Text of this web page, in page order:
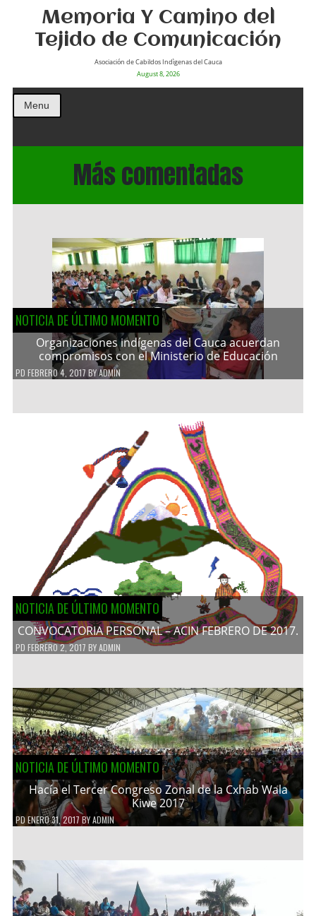
Memoria Y Camino del
Tejido de Comunicación
Asociación de Cabildos Indìgenas del Cauca
August 8, 2026
Menu
Más comentadas
NOTICIA DE ÚLTIMO MOMENTO
Organizaciones indígenas del Cauca acuerdan
compromisos con el Ministerio de Educación
PD FEBRERO 4, 2017 BYADMIN
NOTICIA DE ÚLTIMO MOMENTO
CONVOCATORIA PERSONAL – ACIN FEBRERO DE 2017.
PD FEBRERO 2, 2017 BYADMIN
NOTICIA DE ÚLTIMO MOMENTO
Hacía el Tercer Congreso Zonal de la Cxhab Wala
Kiwe 2017
PDENERO 31, 2017 BYADMIN